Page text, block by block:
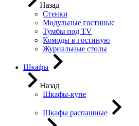
Назад
Стенки
Модульные гостиные
Тумбы под ТV
Комоды в гостиную
Журнальные столы
Шкафы
Назад
Шкафы-купе
Шкафы распашные